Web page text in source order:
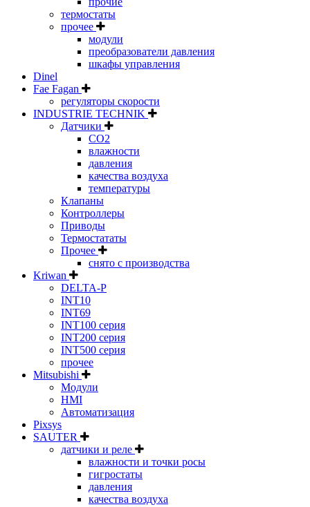
термостаты
прочее
модули
преобразователи давления
шкафы управления
Dinel
Fae Fagan
регуляторы скорости
INDUSTRIE TECHNIK
Датчики
CO2
влажности
давления
качества воздуха
температуры
Клапаны
Контроллеры
Приводы
Термостататы
Прочее
снято с производства
Kriwan
DELTA-P
INT10
INT69
INT100 серия
INT200 серия
INT500 серия
прочее
Mitsubishi
Модули
HMI
Автоматизация
Pixsys
SAUTER
датчики и реле
влажности и точки росы
гигростаты
давления
качества воздуха